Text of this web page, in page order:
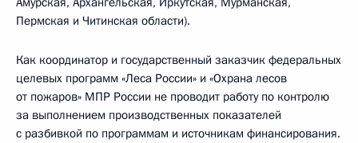
Пермская и Читинская области).
Как координатор и государственный заказчик федеральных
целевых программ «Леса России» и «Охрана лесов
от пожаров» МПР России не проводит работу по контролю
за выполнением производственных показателей
с разбивкой по программам и источникам финансирования.